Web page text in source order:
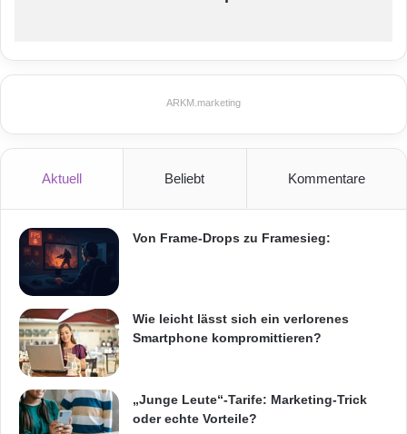
ARKM.marketing
Aktuell Beliebt Kommentare
Von Frame-Drops zu Framesieg:
Wie leicht lässt sich ein verlorenes
Smartphone kompromittieren?
„Junge Leute“-Tarife: Marketing-Trick
oder echte Vorteile?